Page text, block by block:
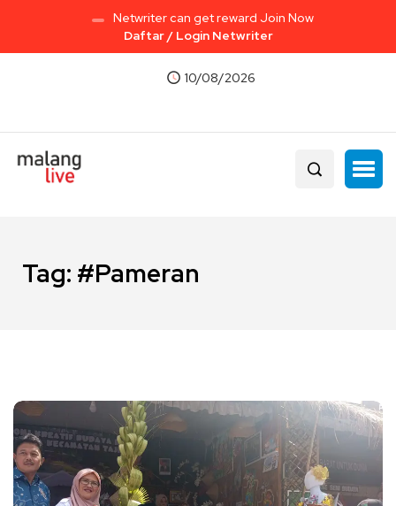
Netwriter can get reward Join Now
Daftar / Login Netwriter
10/08/2026
Tag: #Pameran